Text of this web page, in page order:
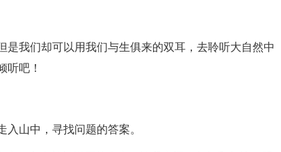
是我们却可以用我们与生俱来的双耳，去聆听大自然中
听吧！
山中，寻找问题的答案。